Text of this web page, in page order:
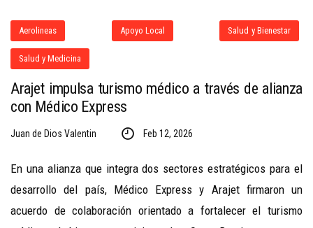
Aerolineas Apoyo Local Salud y Bienestar
Salud y Medicina
Arajet impulsa turismo médico a través de alianza
con Médico Express
Juan de Dios Valentin Feb 12, 2026
En una alianza que integra dos sectores estratégicos para el
desarrollo del país, Médico Express y Arajet firmaron un
acuerdo de colaboración orientado a fortalecer el turismo